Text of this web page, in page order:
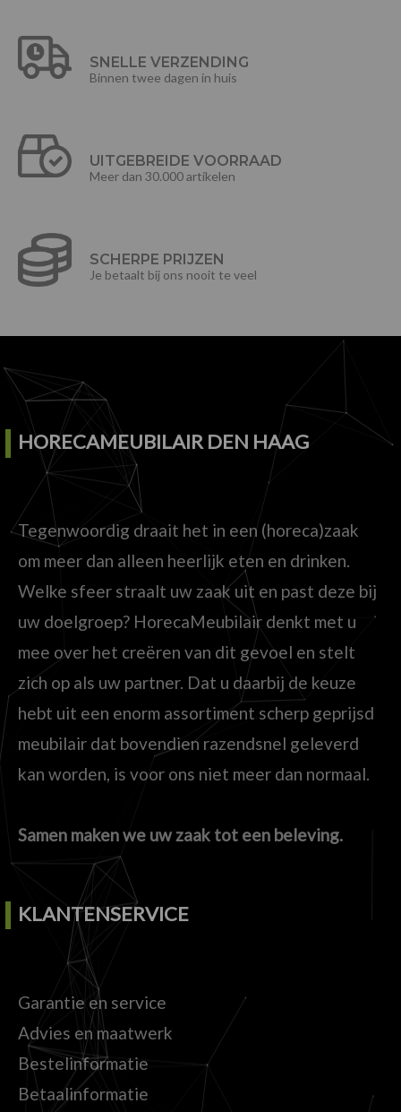
SNELLE VERZENDING
Binnen twee dagen in huis
UITGEBREIDE VOORRAAD
Meer dan 30.000 artikelen
SCHERPE PRIJZEN
Je betaalt bij ons nooit te veel
HORECAMEUBILAIR DEN HAAG
Tegenwoordig draait het in een (horeca)zaak
om meer dan alleen heerlijk eten en drinken.
Welke sfeer straalt uw zaak uit en past deze bij
uw doelgroep? HorecaMeubilair denkt met u
mee over het creëren van dit gevoel en stelt
zich op als uw partner. Dat u daarbij de keuze
hebt uit een enorm assortiment scherp geprijsd
meubilair dat bovendien razendsnel geleverd
kan worden, is voor ons niet meer dan normaal.
Samen maken we uw zaak tot een beleving.
KLANTENSERVICE
Garantie en service
Advies en maatwerk
Bestelinformatie
Betaalinformatie